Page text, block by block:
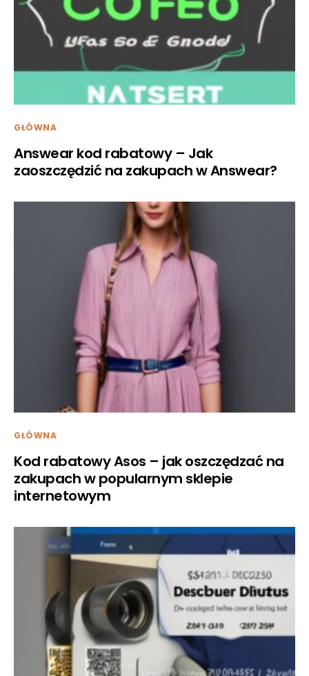
GŁÓWNA
Answear kod rabatowy – Jak
zaoszczędzić na zakupach w Answear?
GŁÓWNA
Kod rabatowy Asos – jak oszczędzać na
zakupach w popularnym sklepie
internetowym